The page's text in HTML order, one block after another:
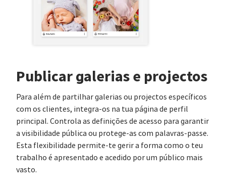
Publicar galerias e projectos
Para além de partilhar galerias ou projectos específicos
com os clientes, integra-os na tua página de perfil
principal. Controla as definições de acesso para garantir
a visibilidade pública ou protege-as com palavras-passe.
Esta flexibilidade permite-te gerir a forma como o teu
trabalho é apresentado e acedido por um público mais
vasto.